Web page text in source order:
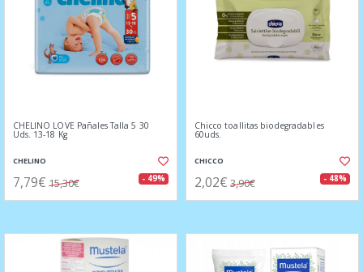
CHELINO LOVE Pañales Talla 5 30
Uds. 13-18 Kg
CHELINO
7,79€ 15,30€ - 49%
Chicco toallitas biodegradables
60uds.
CHICCO
2,02€ 3,90€ - 48%